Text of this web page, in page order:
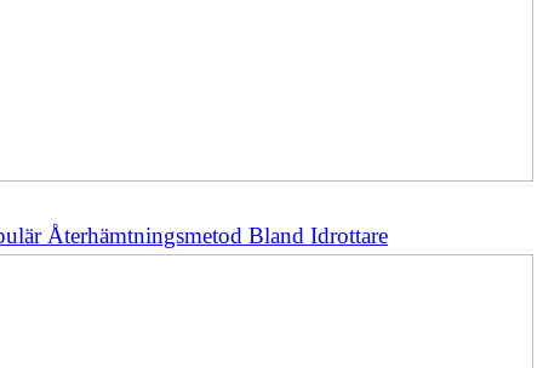
Återhämtningsmetod Bland Idrottare